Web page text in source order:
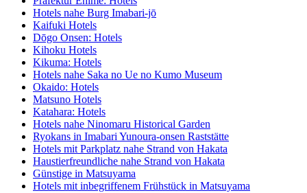
Hotels nahe Burg Imabari-jō
Kaifuki Hotels
Dōgo Onsen: Hotels
Kihoku Hotels
Kikuma: Hotels
Hotels nahe Saka no Ue no Kumo Museum
Okaido: Hotels
Matsuno Hotels
Katahara: Hotels
Hotels nahe Ninomaru Historical Garden
Ryokans in Imabari Yunoura-onsen Raststätte
Hotels mit Parkplatz nahe Strand von Hakata
Haustierfreundliche nahe Strand von Hakata
Günstige in Matsuyama
Hotels mit inbegriffenem Frühstück in Matsuyama